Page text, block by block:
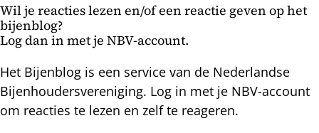
Wil je reacties lezen en/of een reactie geven op het
bijenblog?
Log dan in met je NBV-account.
Het Bijenblog is een service van de Nederlandse
Bijenhoudersvereniging. Log in met je NBV-account
om reacties te lezen en zelf te reageren.